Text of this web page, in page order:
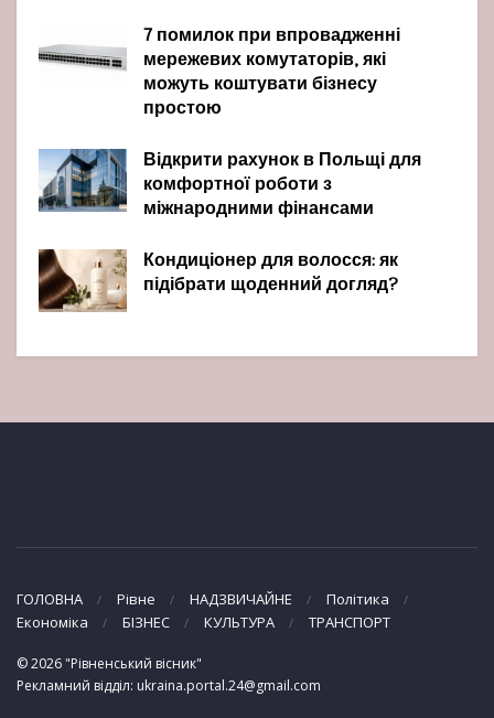
7 помилок при впровадженні
мережевих комутаторів, які
можуть коштувати бізнесу
простою
Відкрити рахунок в Польщі для
комфортної роботи з
міжнародними фінансами
Кондиціонер для волосся: як
підібрати щоденний догляд?
ГОЛОВНА Рівне НАДЗВИЧАЙНЕ
Політика
Економіка
БІЗНЕС КУЛЬТУРА ТРАНСПОРТ
© 2026 "Рівненський вісник"
Рекламний відділ: ukraina.portal.24@gmail.com